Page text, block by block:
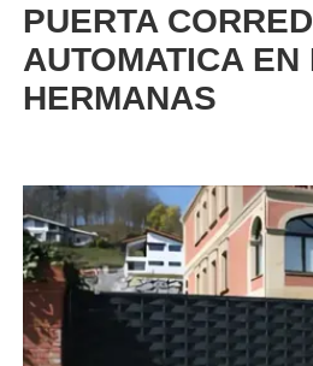
PUERTA
AUTOMATICA EN
HERMANAS